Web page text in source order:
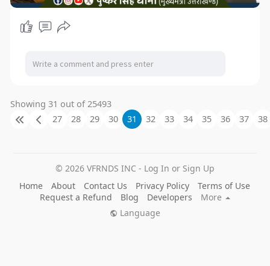
Showing 31 out of 25493
27
28 29 30 31 32 33 34 35 36 37 38
© 2026 VFRNDS INC - Log In or Sign Up
Home
About Contact Us Privacy Policy
Terms of Use
Request a Refund
Blog Developers
More
Language